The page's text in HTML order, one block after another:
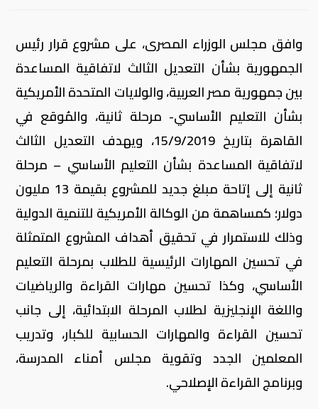
وافق مجلس الوزراء المصرى، على مشروع قرار رئيس
الجمهورية بشأن التعديل الثالث لاتفاقية المساعدة
بين جمهورية مصر العربية، والولايات المتحدة الأمريكية
بشأن التعليم الأساسي- مرحلة ثانية، والمُوقع في
القاهرة بتاريخ 15/9/2019، ويهدف التعديل الثالث
لاتفاقية المساعدة بشأن التعليم الأساسي – مرحلة
ثانية إلى إتاحة مبلغ جديد للمشروع بقيمة 13 مليون
دولار؛ كمساهمة من الوكالة الأمريكية للتنمية الدولية
وذلك للاستمرار في تحقيق أهداف المشروع المتمثلة
في تحسين المهارات الرئيسية للطلاب بمرحلة التعليم
الأساسي، وكذا تحسين مهارات القراءة والرياضيات
واللغة الإنجليزية لطلاب المرحلة الابتدائية، إلى جانب
تحسين القراءة والمهارات الحسابية للكبار، وتدريب
المعلمين الجدد وتقوية مجلس أمناء المدرسة،
وبرنامج القراءة الإصلاحي.